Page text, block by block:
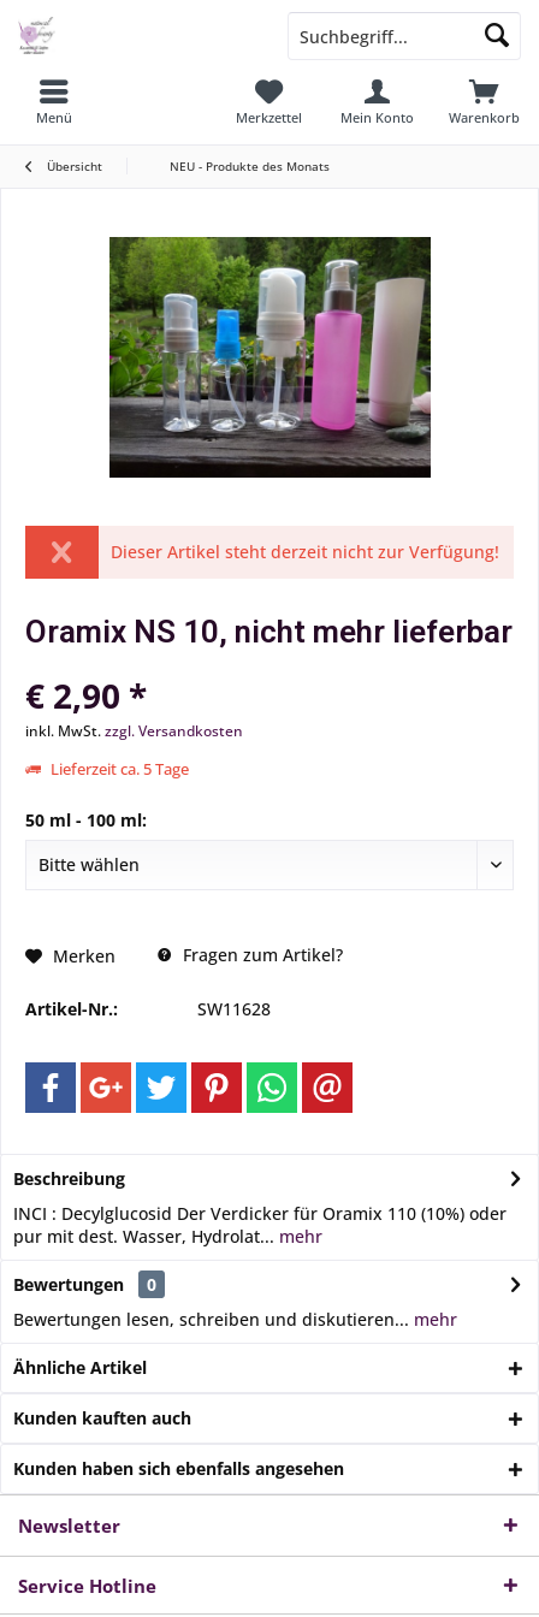
Menü Warenkorb
Merkzettel Mein Konto
Übersicht NEU - Produkte des Monats
Dieser Artikel steht derzeit nicht zur Verfügung!
Oramix NS 10, nicht mehr lieferbar
€ 2,90 *
inkl. MwSt.zzgl. Versandkosten
Lieferzeit ca. 5 Tage
50 ml - 100 ml:
Merken Fragen zum Artikel?
Artikel-Nr.: SW11628
Beschreibung
INCI : Decylglucosid Der Verdicker für Oramix 110 (10%) oder
pur mit dest. Wasser, Hydrolat... mehr
Bewertungen
0
Bewertungen lesen, schreiben und diskutieren... mehr
Ähnliche Artikel
Kunden kauften auch
Kunden haben sich ebenfalls angesehen
Newsletter
Service Hotline